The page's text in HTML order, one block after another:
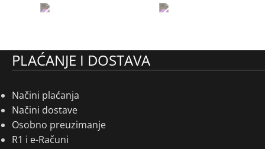
PLAĆANJE I DOSTAVA
Načini plaćanja
Načini dostave
Osobno preuzimanje
R1 i e-Računi